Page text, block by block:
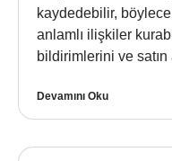
kaydedebilir,
anlamlı ilişkiler
bildirimlerini ve satın
Devamını Oku